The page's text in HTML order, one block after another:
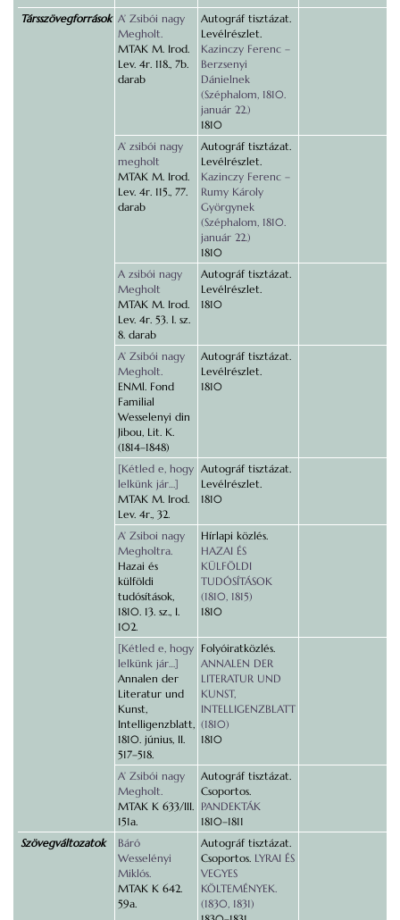
Társszövegforrások A’ Zsibói nagy
Megholt.
MTAK M. Irod.
Lev. 4r. 118., 7b.
darab
Autográf tisztázat.
Levélrészlet.
Kazinczy Ferenc –
Berzsenyi
Dánielnek
(Széphalom, 1810.
január 22.)
1810
A’ zsibói nagy
megholt
MTAK M. Irod.
Lev. 4r. 115., 77.
darab
Autográf tisztázat.
Levélrészlet.
Kazinczy Ferenc –
Rumy Károly
Györgynek
(Széphalom, 1810.
január 22.)
1810
A zsibói nagy
Megholt
MTAK M. Irod.
Lev. 4r. 53. I. sz.
8. darab
Autográf tisztázat.
Levélrészlet.
1810
A’ Zsibói nagy
Megholt.
ENMl. Fond
Familial
Wesselenyi din
Jibou, Lit. K.
(1814–1848)
Autográf tisztázat.
Levélrészlet.
1810
[Kétled e, hogy
lelkünk jár…]
MTAK M. Irod.
Lev. 4r., 32.
Autográf tisztázat.
Levélrészlet.
1810
A’ Zsiboi nagy
Megholtra.
Hazai és
külföldi
tudósítások,
1810. 13. sz., I.
102.
Hírlapi közlés.
HAZAI ÉS
KÜLFÖLDI
TUDÓSÍTÁSOK
(1810, 1815)
1810
[Kétled e, hogy
lelkünk jár…]
Annalen der
Literatur und
Kunst,
Intelligenzblatt,
1810. június, II.
517–518.
Folyóiratközlés.
ANNALEN DER
LITERATUR UND
KUNST,
INTELLIGENZBLATT
(1810)
1810
A’ Zsibói nagy
Megholt.
MTAK K 633/III.
151a.
Autográf tisztázat.
Csoportos.
PANDEKTÁK
1810–1811
Szövegváltozatok
Báró
Wesselényi
Miklós.
MTAK K 642.
59a.
Autográf tisztázat.
Csoportos. LYRAI ÉS
VEGYES
KÖLTEMÉNYEK.
(1830, 1831)